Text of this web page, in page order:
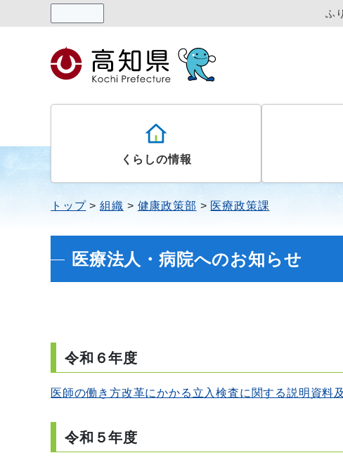
ふ
くらしの情報
トップ 組織 健康政策部 医療政策課
医療法人・病院へのお知らせ
令和６年度
医師の働き方改革にかかる立入検査に関する説明資料
令和５年度